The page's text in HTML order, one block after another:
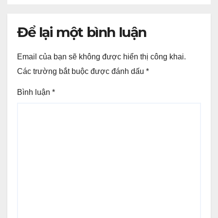
Để lại một bình luận
Email của bạn sẽ không được hiển thị công khai.
Các trường bắt buộc được đánh dấu *
Bình luận *